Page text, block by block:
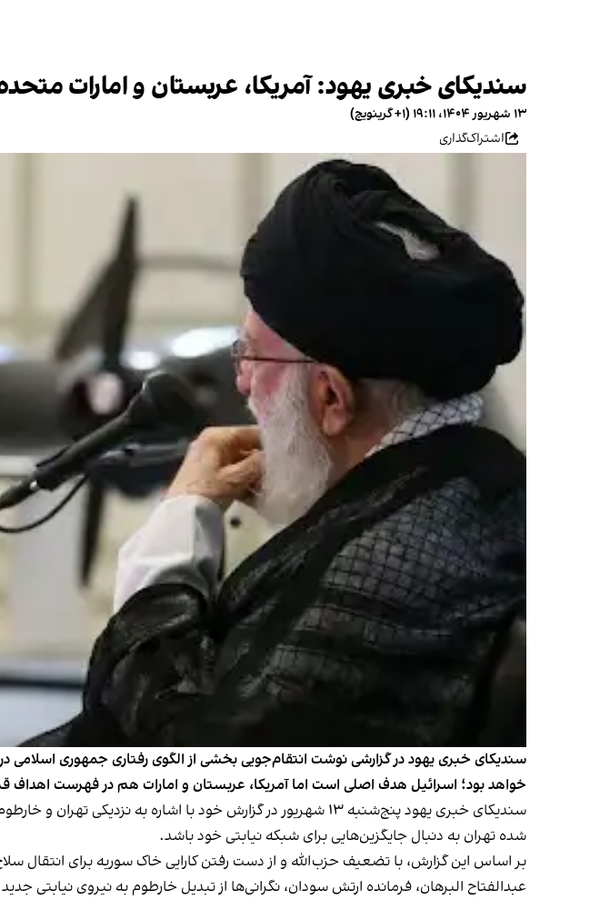
سندیکای خبری یهود: آمریکا، عربستان و امارات
۱۳ شهریور ۱۴۰۴، ۱۹:۱۱ (‎+۱ گرینویچ)
اشتراک‌گذاری
سندیکای خبری یهود در گزارشی نوشت انتقام‌جویی بخشی از الگوی رفتاری جمهوری
خواهد بود؛ اسرائیل هدف اصلی است اما آمریکا، عربستان و امارات هم در فهرست اهداف
سندیکای خبری یهود پنج‌شنبه ۱۳ شهریور در گزارش خود با
شده تهران به دنبال جایگزین‌هایی برای شبکه نیابتی خود باشد.
بر اساس این گزارش، با تضعیف حزب‌الله و از دست رفتن کارایی خاک سوریه برای انتقال
عبدالفتاح البرهان، فرمانده ارتش سودان، نگرانی‌ها از تبدیل خارطوم به نیروی نیابتی